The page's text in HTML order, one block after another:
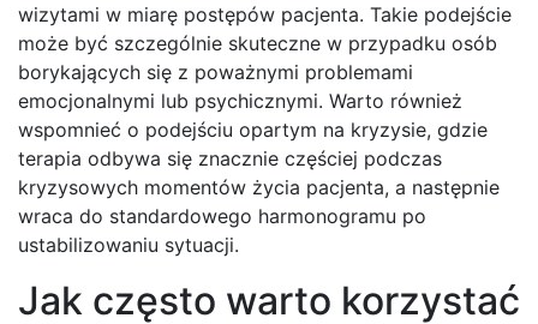
wizytami w miarę postępów pacjenta. Takie podejście
może być szczególnie skuteczne w przypadku osób
borykających się z poważnymi problemami
emocjonalnymi lub psychicznymi. Warto również
wspomnieć o podejściu opartym na kryzysie, gdzie
terapia odbywa się znacznie częściej podczas
kryzysowych momentów życia pacjenta, a następnie
wraca do standardowego harmonogramu po
ustabilizowaniu sytuacji.
Jak często warto korzystać